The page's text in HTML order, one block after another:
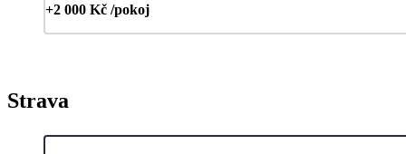
+2 000 Kč /pokoj
Strava